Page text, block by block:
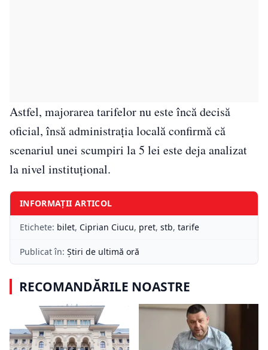
Astfel, majorarea tarifelor nu este încă decisă
oficial, însă administrația locală confirmă că
scenariul unei scumpiri la 5 lei este deja analizat
la nivel instituțional.
INFORMAȚII ARTICOL
Etichete: bilet, Ciprian Ciucu, pret, stb, tarife
Publicat în: Știri de ultimă oră
RECOMANDĂRILE NOASTRE